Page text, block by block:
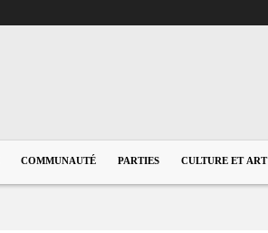
COMMUNAUTÉ PARTIES CULTURE ET ART